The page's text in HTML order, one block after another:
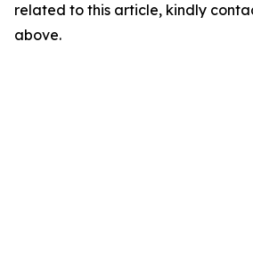
related to this article, kindly
above.